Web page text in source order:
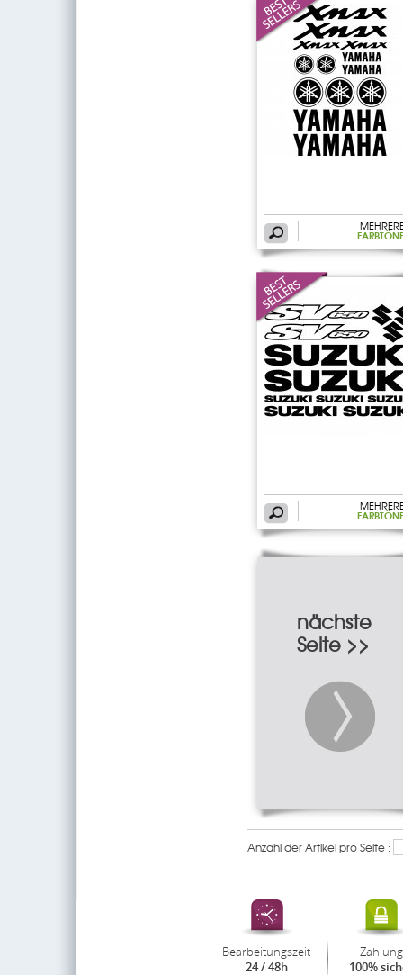
nächste
Seite >>
Anzahl der Artikel pro Seite :
Bearbeitungszeit
24 / 48h
Zahlung
100%